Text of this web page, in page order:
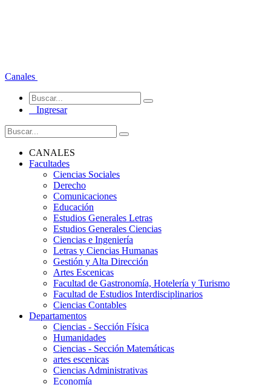
Canales
Ingresar
CANALES
Facultades
Ciencias Sociales
Derecho
Comunicaciones
Educación
Estudios Generales Letras
Estudios Generales Ciencias
Ciencias e Ingeniería
Letras y Ciencias Humanas
Gestión y Alta Dirección
Artes Escenicas
Facultad de Gastronomía, Hotelería y Turismo
Facultad de Estudios Interdisciplinarios
Ciencias Contables
Departamentos
Ciencias - Sección Física
Humanidades
Ciencias - Sección Matemáticas
artes escenicas
Ciencias Administrativas
Economía